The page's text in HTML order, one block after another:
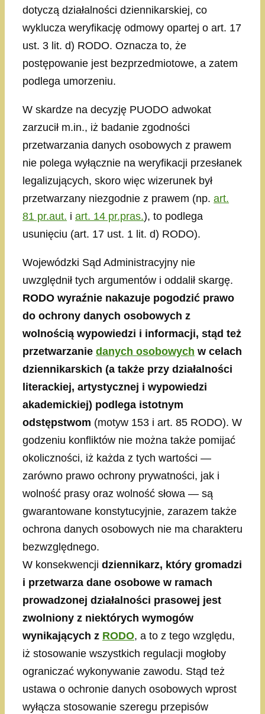
dotyczą działalności dziennikarskiej, co
wyklucza weryfikację odmowy opartej o art. 17
ust. 3 lit. d) RODO. Oznacza to, że
postępowanie jest bezprzedmiotowe, a zatem
podlega umorzeniu.
W skardze na decyzję PUODO adwokat
zarzucił m.in., iż badanie zgodności
przetwarzania danych osobowych z prawem
nie polega wyłącznie na weryfikacji przesłanek
legalizujących, skoro więc wizerunek był
przetwarzany niezgodnie z prawem (np. art.
81 pr.aut. i art. 14 pr.pras.), to podlega
usunięciu (art. 17 ust. 1 lit. d) RODO).
Wojewódzki Sąd Administracyjny nie
uwzględnił tych argumentów i oddalił skargę.
RODO wyraźnie nakazuje pogodzić prawo
do ochrony danych osobowych z
wolnością wypowiedzi i informacji, stąd też
przetwarzanie danych osobowych w celach
dziennikarskich (a także przy działalności
literackiej, artystycznej i wypowiedzi
akademickiej) podlega istotnym
odstępstwom (motyw 153 i art. 85 RODO). W
godzeniu konfliktów nie można także pomijać
okoliczności, iż każda z tych wartości —
zarówno prawo ochrony prywatności, jak i
wolność prasy oraz wolność słowa — są
gwarantowane konstytucyjnie, zarazem także
ochrona danych osobowych nie ma charakteru
bezwzględnego.
W konsekwencji dziennikarz, który gromadzi
i przetwarza dane osobowe w ramach
prowadzonej działalności prasowej jest
zwolniony z niektórych wymogów
wynikających z RODO, a to z tego względu,
iż stosowanie wszystkich regulacji mogłoby
ograniczać wykonywanie zawodu. Stąd też
ustawa o ochronie danych osobowych wprost
wyłącza stosowanie szeregu przepisów